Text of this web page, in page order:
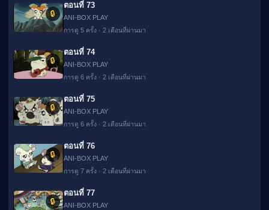
🔒
ตอนที่ 73
ANI-BOX PLAY
การดู 5 ครั้ง · 2 เดือนที่ผ่านมา
🔒
ตอนที่ 74
ANI-BOX PLAY
การดู 6 ครั้ง · 2 เดือนที่ผ่านมา
🔒
ตอนที่ 75
ANI-BOX PLAY
การดู 6 ครั้ง · 2 เดือนที่ผ่านมา
🔒
ตอนที่ 76
ANI-BOX PLAY
การดู 7 ครั้ง · 2 เดือนที่ผ่านมา
🔒
ตอนที่ 77
ANI-BOX PLAY